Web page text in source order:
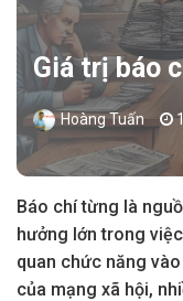
Giá trị báo
Hoàng Tuấn
Báo chí từng là
hưởng lớn trong
quan chức năng
của mạng xã hội,